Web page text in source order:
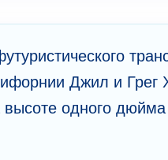
Джил и Грег
одного дюйма